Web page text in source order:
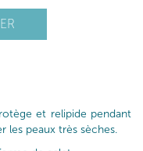
et relipide pendant
les peaux très sèches.